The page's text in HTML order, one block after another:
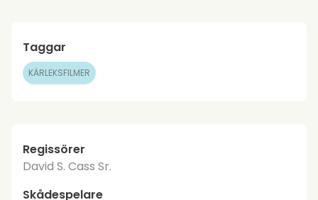
Taggar
KÄRLEKSFILMER
Regissörer
David S. Cass Sr.
Skådespelare